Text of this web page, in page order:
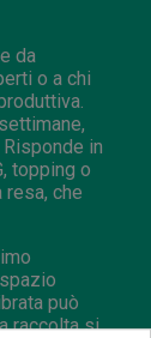
da
o a chi
in
topping o
che
può
raccolta si